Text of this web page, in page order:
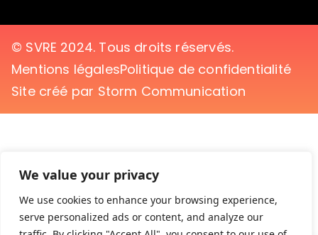
We value your privacy
We use cookies to enhance your browsing experience,
serve personalized ads or content, and analyze our
© SVRE 2024. Tous droits réservés.
Mentions légalesPolitique de confidentialité
Site créé par Storm Communication